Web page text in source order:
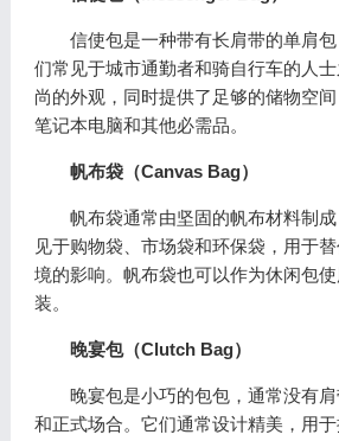
信使包是一种带有长肩带的单肩包
们常见于城市通勤者和骑自行车的人
尚的外观，同时提供了足够的储物空间
笔记本电脑和其他必需品。
帆布袋（Canvas Bag）
帆布袋通常由坚固的帆布材料制成
见于购物袋、市场袋和环保袋，用于
境的影响。帆布袋也可以作为休闲包
装。
晚宴包（Clutch Bag）
晚宴包是小巧的包包，通常没有肩
和正式场合。它们通常设计精美，用于